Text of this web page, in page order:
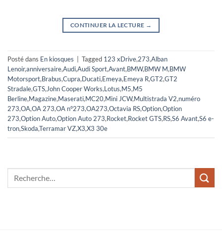
CONTINUER LA LECTURE →
Posté dans En kiosques Tagged 123 xDrive,273,Alban
Lenoir,anniversaire,Audi,Audi Sport,Avant,BMW,BMW M,BMW
Motorsport,Brabus,Cupra,Ducati,Emeya,Emeya R,GT2,GT2
Stradale,GTS,John Cooper Works,Lotus,M5,M5
Berline,Magazine,Maserati,MC20,Mini JCW,Multistrada V2,numéro
273,OA,OA 273,OA n°273,OA273,Octavia RS,Option,Option
273,Option Auto,Option Auto 273,Rocket,Rocket GTS,RS,S6 Avant,S6 e-
tron,Skoda,Terramar VZ,X3,X3 30e